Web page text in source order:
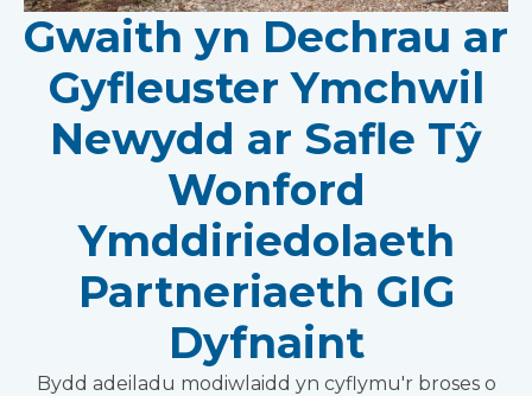
Gwaith yn Dechrau ar
Gyfleuster Ymchwil
Newydd ar Safle Tŷ
Wonford
Ymddiriedolaeth
Partneriaeth GIG
Dyfnaint
Bydd adeiladu modiwlaidd yn cyflymu'r broses o